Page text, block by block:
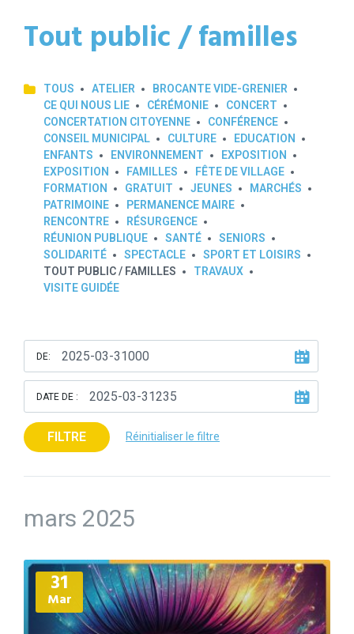
Tout public / familles
TOUS ATELIER
BROCANTE VIDE-GRENIER
CE QUI NOUS LIE
CÉRÉMONIE
CONCERT
CONCERTATION CITOYENNE
CONFÉRENCE
CONSEIL MUNICIPAL
CULTURE
EDUCATION
ENFANTS
ENVIRONNEMENT
EXPOSITION
EXPOSITION
FAMILLES
FÊTE DE VILLAGE
FORMATION
GRATUIT JEUNES
MARCHÉS
PATRIMOINE
PERMANENCE MAIRE
RENCONTRE
RÉSURGENCE
RÉUNION PUBLIQUE
SANTÉ
SENIORS
SOLIDARITÉ
SPECTACLE
SPORT ET LOISIRS
TOUT PUBLIC / FAMILLES
TRAVAUX
VISITE GUIDÉE
DE:
DATE DE :
FILTRE Réinitialiser le filtre
mars 2025
31
Mar
Plus
d'informations